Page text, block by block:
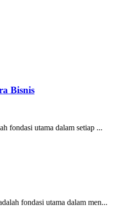
Bisnis
fondasi utama dalam setiap ...
fondasi utama dalam men...